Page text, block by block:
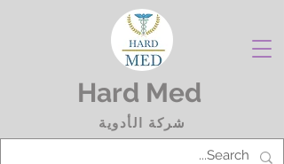
Hard Med
شركة الأدوية